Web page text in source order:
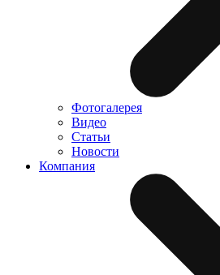
Фотогалерея
Видео
Статьи
Новости
Компания